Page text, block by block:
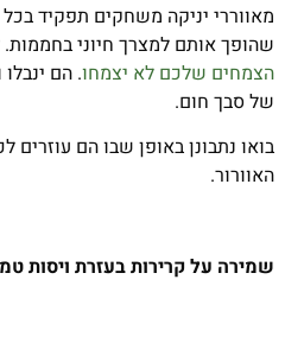
מאווררי יניקה משחקים תפקיד
שהופך אותם למצרך חיוני
הצמחים שלכם לא יצמחו. הם
של סבך חום.
בואו נתבונן באופן שבו הם
האוורור.
שמירה על קרירות בעזרת ויסות